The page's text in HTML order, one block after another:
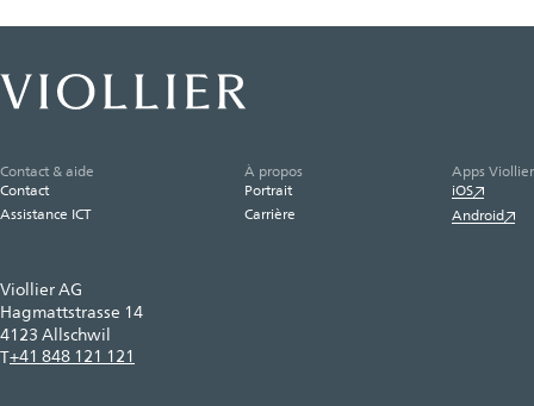
Viollier AG
Hagmattstrasse 14
4123 Allschwil
T+41 848 121 121
Contact & aide
Contact
Assistance ICT
À propos
Portrait
Carrière
Apps Viollier
iOS
Android